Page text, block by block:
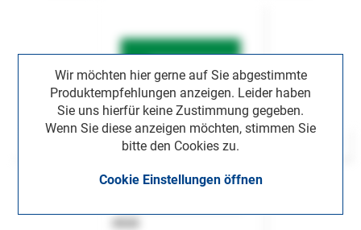
Wir möchten hier gerne auf Sie abgestimmte
Produktempfehlungen anzeigen. Leider haben
Sie uns hierfür keine Zustimmung gegeben.
Wenn Sie diese anzeigen möchten, stimmen Sie
bitte den Cookies zu.
Cookie Einstellungen öffnen